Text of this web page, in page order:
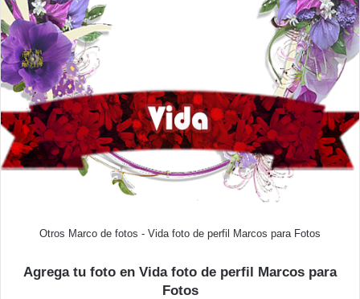
Otros Marco de fotos - Vida foto de perfil Marcos para Fotos
Agrega tu foto en Vida foto de perfil Marcos para
Fotos